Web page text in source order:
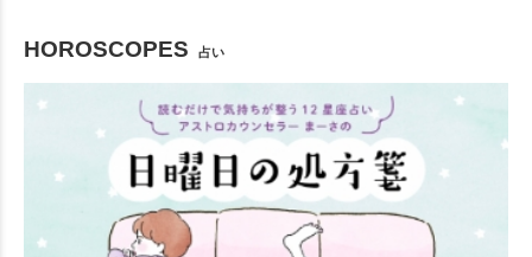
HOROSCOPES 占い